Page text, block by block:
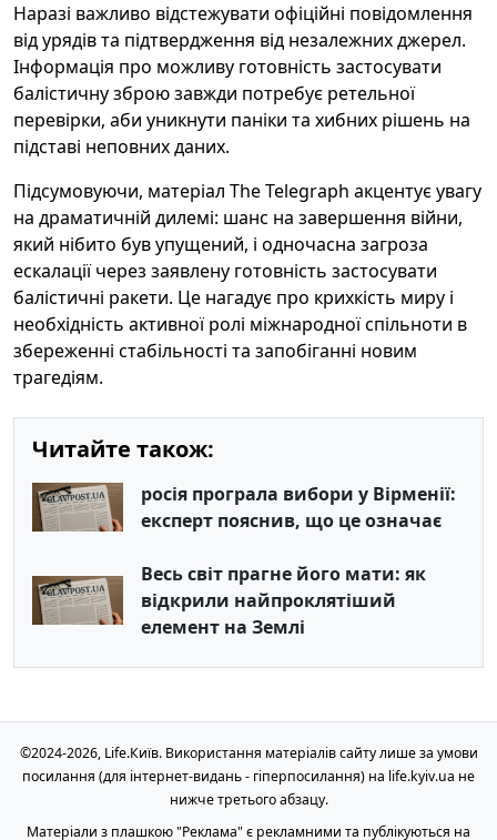
Наразі важливо відстежувати офіційні повідомлення
від урядів та підтвердження від незалежних джерел.
Інформація про можливу готовність застосувати
балістичну зброю завжди потребує ретельної
перевірки, аби уникнути паніки та хибних рішень на
підставі неповних даних.
Підсумовуючи, матеріал The Telegraph акцентує увагу
на драматичній дилемі: шанс на завершення війни,
який нібито був упущений, і одночасна загроза
ескалації через заявлену готовність застосувати
балістичні ракети. Це нагадує про крихкість миру і
необхідність активної ролі міжнародної спільноти в
збереженні стабільності та запобіганні новим
трагедіям.
Читайте також:
росія програла вибори у Вірменії:
експерт пояснив, що це означає
Весь світ прагне його мати: як
відкрили найпроклятіший
елемент на Землі
©2024-2026, Life.Київ. Використання матеріалів сайту лише за умови
посилання (для інтернет-видань - гіперпосилання) на life.kyiv.ua не
нижче третього абзацу.
Матеріали з плашкою "Реклама" є рекламними та публікуються на